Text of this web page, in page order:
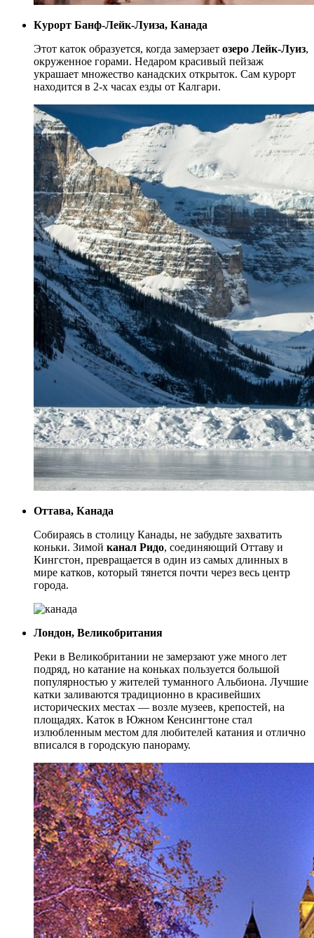
Курорт Банф-Лейк-Луиза, Канада
Этот каток образуется, когда замерзает озеро Лейк-Луиз,
окруженное горами. Недаром красивый пейзаж
украшает множество канадских открыток. Сам курорт
находится в 2-х часах езды от Калгари.
Оттава, Канада
Собираясь в столицу Канады, не забудьте захватить
коньки. Зимой канал Ридо, соединяющий Оттаву и
Кингстон, превращается в один из самых длинных в
мире катков, который тянется почти через весь центр
города.
Лондон, Великобритания
Реки в Великобритании не замерзают уже много лет
подряд, но катание на коньках пользуется большой
популярностью у жителей туманного Альбиона. Лучшие
катки заливаются традиционно в красивейших
исторических местах — возле музеев, крепостей, на
площадях. Каток в Южном Кенсингтоне стал
излюбленным местом для любителей катания и отлично
вписался в городскую панораму.